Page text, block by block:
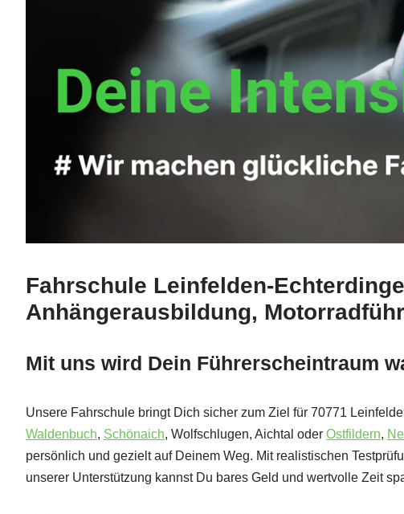
Fahrschule Leinfelden-
Anhängerausbildung,
Mit uns wird Dein Führerscheintraum
Unsere Fahrschule bringt Dich sicher zum Ziel für 70771
Waldenbuch, Schönaich, Wolfschlugen, Aichtal oder Ostfildern,
persönlich und gezielt auf Deinem Weg. Mit realistischen
unserer Unterstützung kannst Du bares Geld und wertvolle Zeit